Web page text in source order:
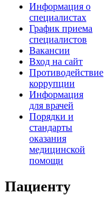
Информация о
специалистах
График приема
специалистов
Вакансии
Вход на сайт
Противодействие
коррупции
Информация
для врачей
Порядки и
стандарты
оказания
медицинской
помощи
Пациенту